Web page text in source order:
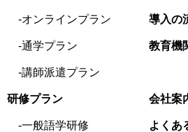
オンラインプラン
通学プラン
講師派遣プラン
導入の
教育機
研修プラン
一般語学研修
会社案
よくあ